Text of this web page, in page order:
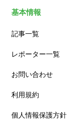
基本情報
記事一覧
レポーター一覧
お問い合わせ
利用規約
個人情報保護方針